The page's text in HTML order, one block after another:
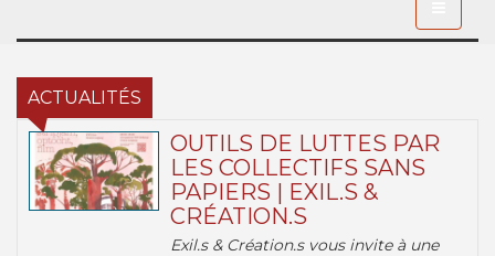
ACTUALITÉS
OUTILS DE LUTTES PAR
LES COLLECTIFS SANS
PAPIERS | EXIL.S &
CRÉATION.S
Exil.s & Création.s vous invite à une